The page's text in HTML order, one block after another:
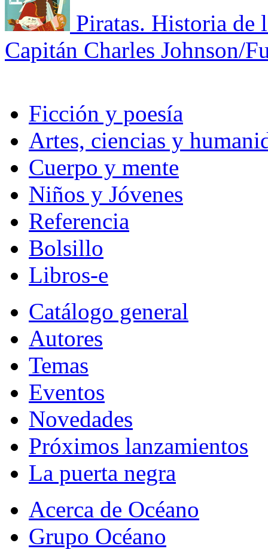
Piratas. Historia de
Capitán Charles Johnson/
Ficción y poesía
Artes, ciencias y
Cuerpo y mente
Niños y Jóvenes
Referencia
Bolsillo
Libros-e
Catálogo general
Autores
Temas
Eventos
Novedades
Próximos lanzamientos
La puerta negra
Acerca de Océano
Grupo Océano